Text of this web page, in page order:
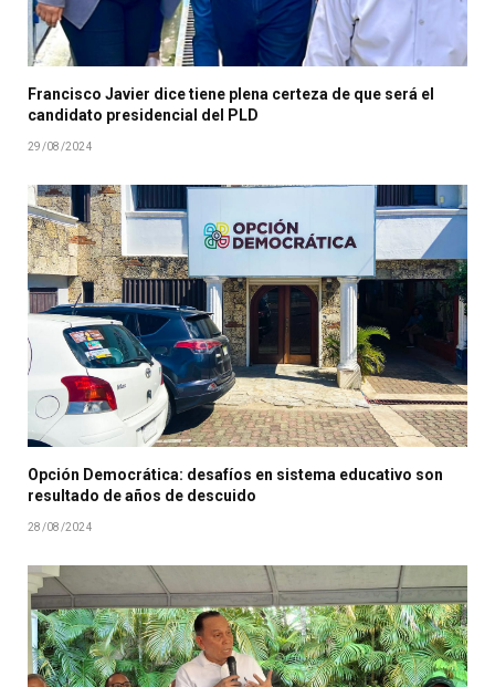
Francisco Javier dice tiene plena certeza de que será el
candidato presidencial del PLD
29/08/2024
Opción Democrática: desafíos en sistema educativo son
resultado de años de descuido
28/08/2024